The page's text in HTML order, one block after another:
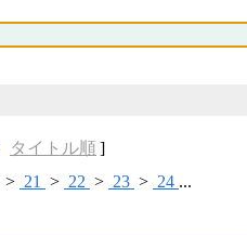
タイトル順]
> 21 > 22 > 23 > 24 ...